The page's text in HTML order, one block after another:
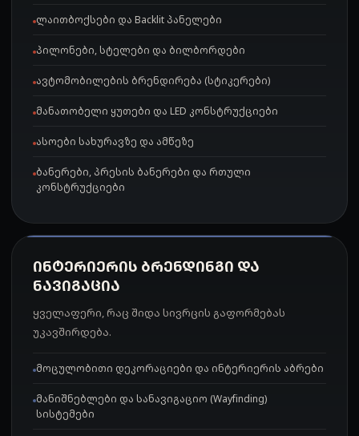
ლაითბოქსები და Backlit პანელები
პილონები, სტელები და ბილბორდები
ავტომობილების ბრენდირება (სტიკერები)
მანათობელი ყუთები და LED კონსტრუქციები
ასოები სახურავზე და ამწეზე
ბანერები, პრესის ბანერები და რთული
კონსტრუქციები
ᲘᲜᲢᲔᲠᲘᲔᲠᲘᲡ ᲑᲠᲔᲜᲓᲘᲜᲒᲘ ᲓᲐ
ᲜᲐᲕᲘᲒᲐᲪᲘᲐ
ყველაფერი, რაც შიდა სივრცის გაფორმებას
უკავშირდება.
მოცულობითი დეკორაციები და ინტერიერის აბრები
მანიშნებლები და სანავიგაციო (Wayfinding)
სისტემები